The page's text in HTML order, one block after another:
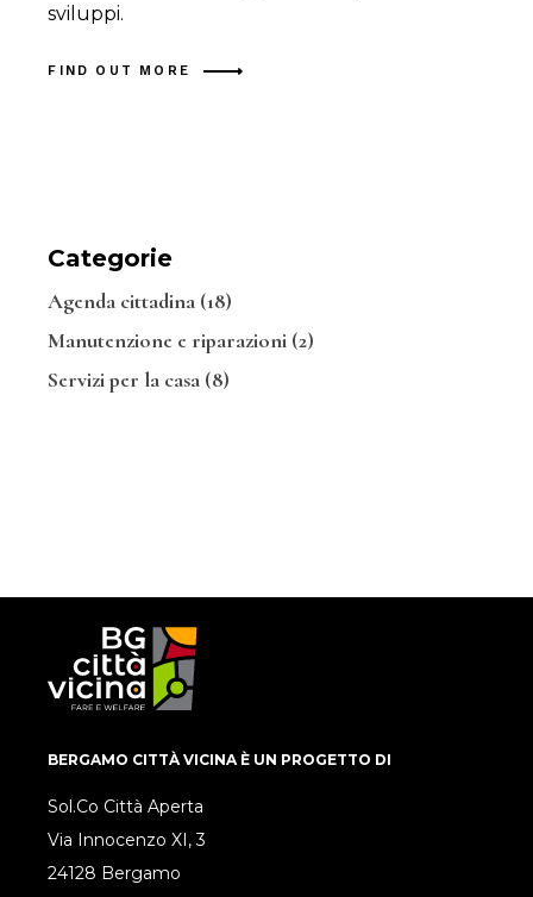
sviluppi.
FIND OUT MORE
Categorie
Agenda cittadina (18)
Manutenzione e riparazioni (2)
Servizi per la casa (8)
BERGAMO CITTÀ VICINA È UN PROGETTO DI
Sol.Co Città Aperta
Via Innocenzo XI, 3
24128 Bergamo